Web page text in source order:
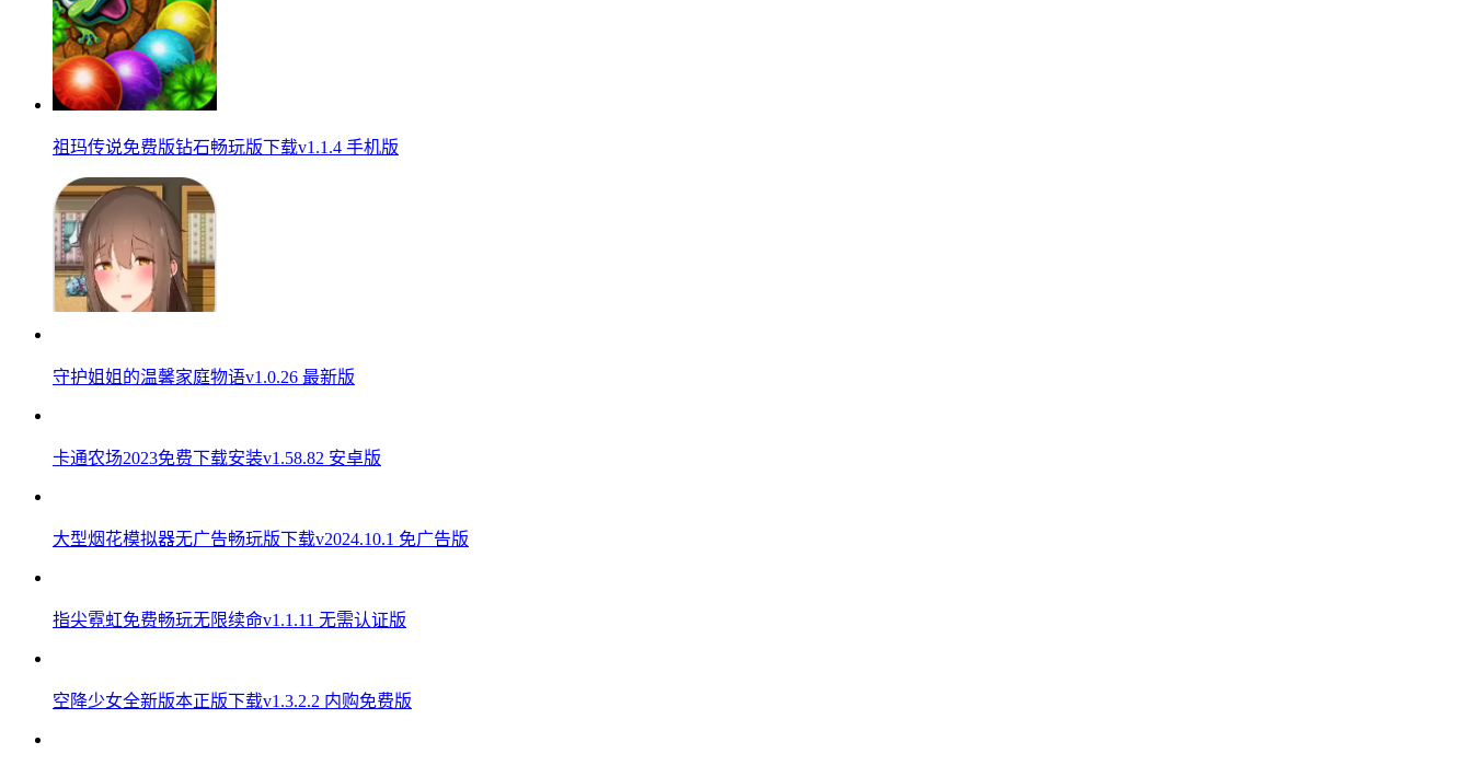
祖玛传说免费版钻石畅玩版下载v1.1.4 手机版
守护姐姐的温馨家庭物语v1.0.26 最新版
卡通农场2023免费下载安装v1.58.82 安卓版
大型烟花模拟器无广告畅玩版下载v2024.10.1 免广告版
指尖霓虹免费畅玩无限续命v1.1.11 无需认证版
空降少女全新版本正版下载v1.3.2.2 内购免费版